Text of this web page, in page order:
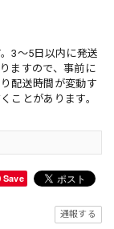
3〜5日以内に発送
ますので、事前に
配送時間が変動す
ことがあります。
Save
通報する